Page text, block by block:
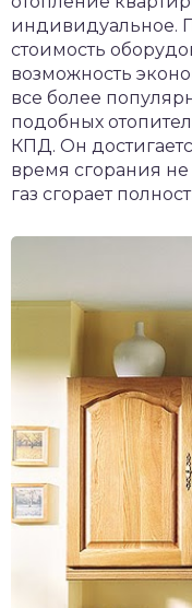
индивидуальное.
стоимость
возможность
все более
подобных
КПД. Он
время сгорания не
газ сгорает